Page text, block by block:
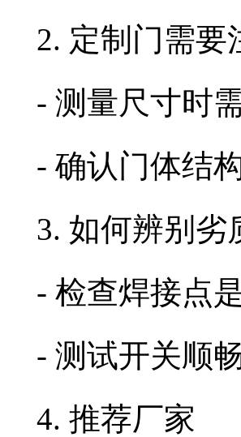
2. 定制门需要
- 测量尺寸时
- 确认门体结
3. 如何辨别劣
- 检查焊接点
- 测试开关顺
4. 推荐厂家